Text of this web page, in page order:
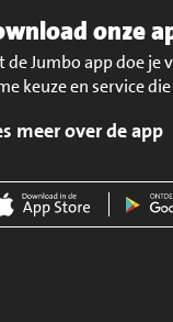
onze
de Jumbo app doe je
keuze en service
meer over de app